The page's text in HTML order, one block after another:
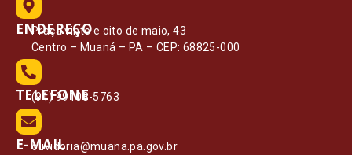
ENDEREÇO
Praça vinte e oito de maio, 43
Centro – Muaná – PA – CEP: 68825-000
TELEFONE
(91) 99108-5763
E-MAIL
ouvidoria@muana.pa.gov.br